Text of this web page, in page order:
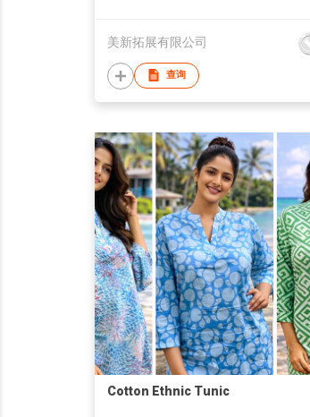
美新拓展有限公司
查询
Cotton Ethnic Tunic